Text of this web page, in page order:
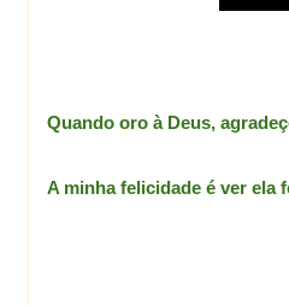
Quando oro à Deus,
A minha felicidade é ver ela